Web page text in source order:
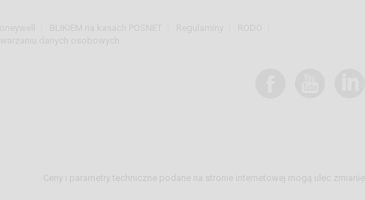
Ceny i parametry techniczne podane na stronie internetowej mogą ulec zmianie